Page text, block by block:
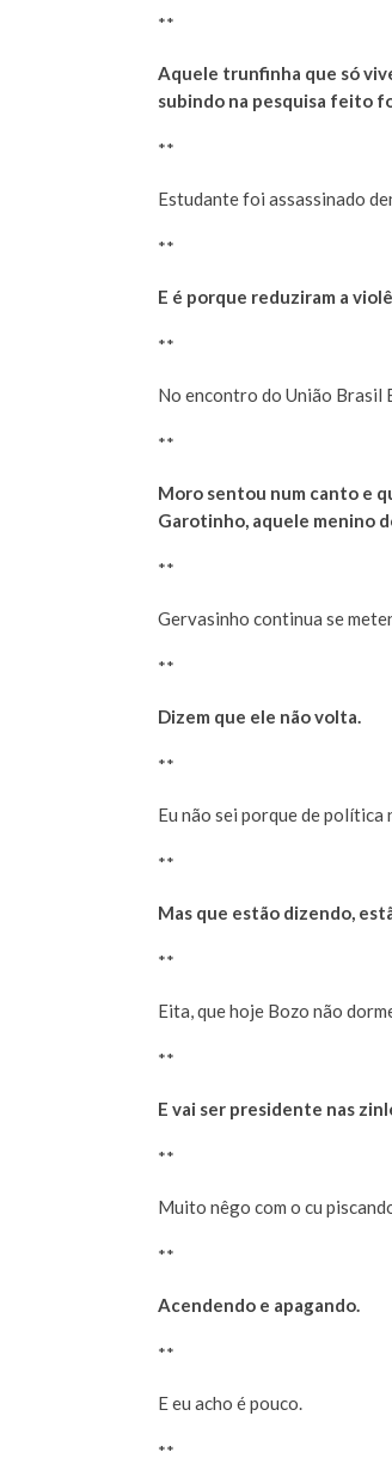
**
Aquele trunfinha que só
subindo na pesquisa feito
**
Estudante foi assassinado
**
E é porque reduziram a
**
No encontro do União Brasil
**
Moro sentou num canto e
Garotinho, aquele menino
**
Gervasinho continua se
**
Dizem que ele não volta.
**
Eu não sei porque de política
**
Mas que estão dizendo,
**
Eita, que hoje Bozo não
**
E vai ser presidente nas
**
Muito nêgo com o cu
**
Acendendo e apagando.
**
E eu acho é pouco.
**